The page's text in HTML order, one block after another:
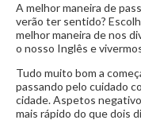
A melhor maneira de
verão ter sentido?
melhor maneira de nos
o nosso Inglês e
Tudo muito bom a
passando pelo cuidado
cidade. Aspetos
mais rápido do que dois